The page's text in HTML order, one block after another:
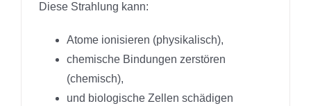
Diese Strahlung kann:
Atome ionisieren (physikalisch),
chemische Bindungen zerstören
(chemisch),
und biologische Zellen schädigen